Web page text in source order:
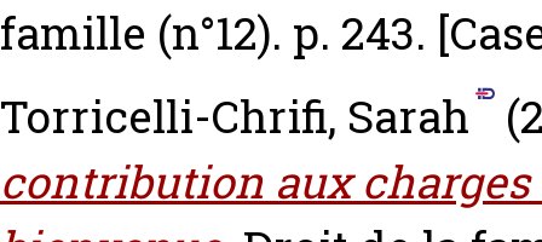
famille (n°12). p. 243.
Torricelli-Chrifi, Sarah
contribution aux